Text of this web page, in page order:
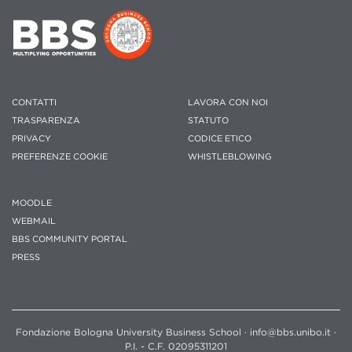
CONTATTI
TRASPARENZA
PRIVACY
PREFERENZE COOKIE
LAVORA CON NOI
STATUTO
CODICE ETICO
WHISTLEBLOWING
MOODLE
WEBMAIL
BBS COMMUNITY PORTAL
PRESS
Fondazione Bologna University Business School · info@bbs.unibo.it ·
P.I. - C.F. 02095311201